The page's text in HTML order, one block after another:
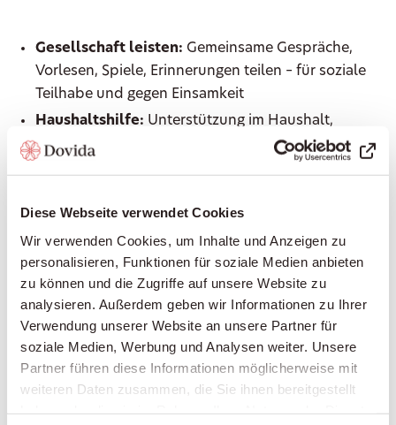
Diese Webseite verwendet Cookies
Wir verwenden Cookies, um Inhalte und Anzeigen zu
personalisieren, Funktionen für soziale Medien anbieten
zu können und die Zugriffe auf unsere Website zu
analysieren. Außerdem geben wir Informationen zu Ihrer
Verwendung unserer Website an unsere Partner für
soziale Medien, Werbung und Analysen weiter. Unsere
Partner führen diese Informationen möglicherweise mit
weiteren Daten zusammen, die Sie ihnen bereitgestellt
Gesellschaft leisten: Gemeinsame Gespräche,
Vorlesen, Spiele, Erinnerungen teilen – für soziale
Teilhabe und gegen Einsamkeit
Haushaltshilfe: Unterstützung im Haushalt,
Wäsche waschen, leichte Reinigungsarbeiten
Ihrer Seite
Einkaufen und Mahlzeiten zubereiten:Frische,
gesunde Ernährung nach Ihrem Geschmack
Grundpflege: Unterstützung bei der
Körperpflege, beim An- und Auskleiden, Hilfe bei
Erinnerung an Medikamente:Damit Sie Ihre
Medikamente zuverlässig zum richtigen Zeitpunkt
einnehmen